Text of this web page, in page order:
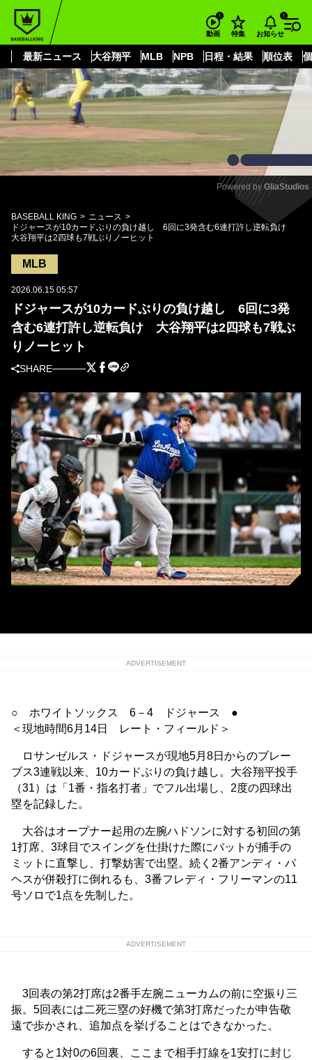
動画 特集 お知らせ
最新ニュース 大谷翔平 MLB NPB 日程・結果 順位表
もっと見る
Mute
Powered by GliaStudios
BASEBALL KING
ニュース
ドジャースが10カードぶりの負け越し 6回に3発含む6連打許し逆転負け
大谷翔平は2四球も7戦ぶりノーヒット
MLB
2026.06.15 05:57
ドジャースが10カードぶりの負け越し 6回に3発
含む6連打許し逆転負け 大谷翔平は2四球も7戦ぶ
りノーヒット
SHARE
ADVERTISEMENT
○ ホワイトソックス 6－4 ドジャース ●
＜現地時間6月14日 レート・フィールド＞
ロサンゼルス・ドジャースが現地5月8日からのブレー
ブス3連戦以来、10カードぶりの負け越し。大谷翔平投手
（31）は「1番・指名打者」でフル出場し、2度の四球出
塁を記録した。
大谷はオープナー起用の左腕ハドソンに対する初回の第
1打席、3球目でスイングを仕掛けた際にバットが捕手の
ミットに直撃し、打撃妨害で出塁。続く2番アンディ・パ
ヘスが併殺打に倒れるも、3番フレディ・フリーマンの11
号ソロで1点を先制した。
ADVERTISEMENT
3回表の第2打席は2番手左腕ニューカムの前に空振り三
振。5回表には二死三塁の好機で第3打席だったが申告敬
遠で歩かされ、追加点を挙げることはできなかった。
すると1対0の6回裏、ここまで相手打線を1安打に封じ